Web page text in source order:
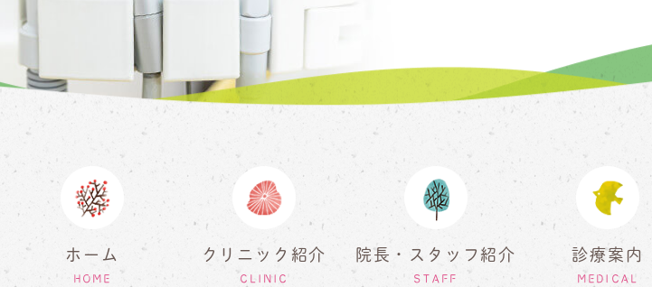
ホーム
HOME
クリニック紹介
CLINIC
院長・スタッフ紹介
STAFF
診療案内
MEDICAL